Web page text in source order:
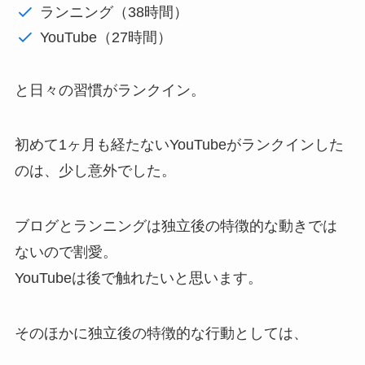
ランニング（38時間）
YouTube（27時間）
と日々の習慣がランクイン。
初めて1ヶ月も経たないYouTubeがランクインした
のは、少し意外でした。
ブログとランニングは独立後の特徴的な動きでは
ないので割愛。
YouTubeは後で触れたいと思います。
そのほかに独立後の特徴的な行動としては、